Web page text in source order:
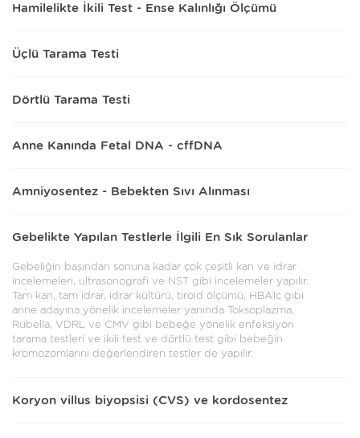
Hamilelikte İkili Test - Ense Kalınlığı Ölçümü
Üçlü Tarama Testi
Dörtlü Tarama Testi
Anne Kanında Fetal DNA - cffDNA
Amniyosentez - Bebekten Sıvı Alınması
Gebelikte Yapılan Testlerle İlgili En Sık Sorulanlar
Gebeliğin başından sonuna kadar çok çeşitli kan ve idrar
incelemeleri, ultrasonografi ve NST gibi incelemeler yapılır.
Tam kan, tam idrar, idrar kültürü, tiroid ölçümü, HBA1c gibi
anne adayına yönelik incelemeler yanında Toksoplazma,
Rubella, VDRL ve CMV gibi bebeğe yönelik enfeksiyon
tarama testleri ve ikili test ve dörtlü test gibi bebeğin
kromozomlarını değerlendiren testler de yapılır.
Koryon villus biyopsisi (CVS) ve kordosentez